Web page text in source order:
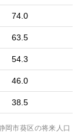
74.0
63.5
54.3
46.0
38.5
岡市葵区の将来人口